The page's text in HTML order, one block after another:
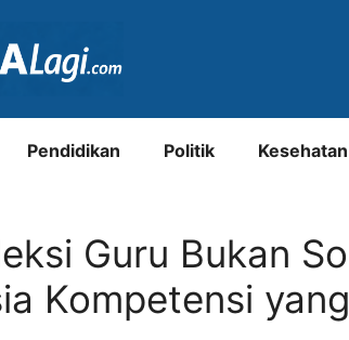
Pendidikan Politik Kesehatan
Guru Bukan
Kompetensi